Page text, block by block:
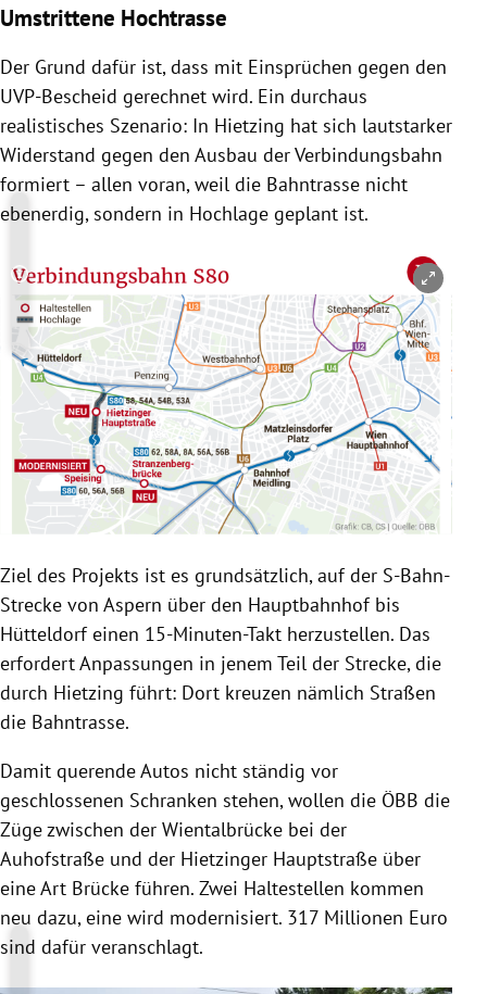
Umstrittene Hochtrasse
Der Grund dafür ist, dass mit Einsprüchen gegen den
UVP-Bescheid gerechnet wird. Ein durchaus
realistisches Szenario: In Hietzing hat sich lautstarker
Widerstand gegen den Ausbau der Verbindungsbahn
formiert – allen voran, weil die Bahntrasse nicht
ebenerdig, sondern in Hochlage geplant ist.
Copyright-Hinweis öffnen/schließen
Ziel des Projekts ist es grundsätzlich, auf der S-Bahn-
Strecke von Aspern über den Hauptbahnhof bis
Hütteldorf einen 15-Minuten-Takt herzustellen. Das
erfordert Anpassungen in jenem Teil der Strecke, die
durch Hietzing führt: Dort kreuzen nämlich Straßen
die Bahntrasse.
Damit querende Autos nicht ständig vor
geschlossenen Schranken stehen, wollen die ÖBB die
Züge zwischen der Wientalbrücke bei der
Auhofstraße und der Hietzinger Hauptstraße über
eine Art Brücke führen. Zwei Haltestellen kommen
neu dazu, eine wird modernisiert. 317 Millionen Euro
sind dafür veranschlagt.